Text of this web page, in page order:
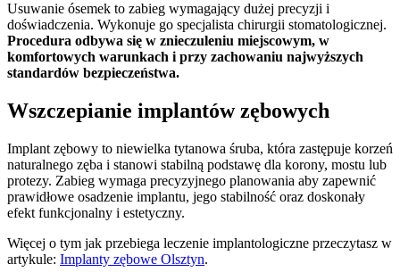
Usuwanie ósemek to zabieg wymagający dużej precyzji i
doświadczenia. Wykonuje go specjalista chirurgii stomatologicznej.
Procedura odbywa się w znieczuleniu miejscowym, w
komfortowych warunkach i przy zachowaniu najwyższych
standardów bezpieczeństwa.
Wszczepianie implantów zębowych
Implant zębowy to niewielka tytanowa śruba, która zastępuje korzeń
naturalnego zęba i stanowi stabilną podstawę dla korony, mostu lub
protezy. Zabieg wymaga precyzyjnego planowania aby zapewnić
prawidłowe osadzenie implantu, jego stabilność oraz doskonały
efekt funkcjonalny i estetyczny.
Więcej o tym jak przebiega leczenie implantologiczne przeczytasz w
artykule: Implanty zębowe Olsztyn.